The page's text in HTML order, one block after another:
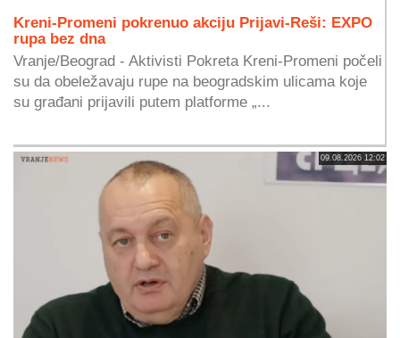
Kreni-Promeni pokrenuo akciju Prijavi-Reši: EXPO
rupa bez dna
Vranje/Beograd - Aktivisti Pokreta Kreni-Promeni počeli
su da obeležavaju rupe na beogradskim ulicama koje
su građani prijavili putem platforme „...
09.08.2026 12:02